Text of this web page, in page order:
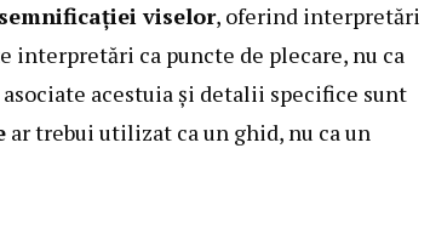
semnificației viselor, oferind interpretări
interpretări ca puncte de plecare, nu ca
acestuia și detalii specifice sunt
ar trebui utilizat ca un ghid, nu ca un